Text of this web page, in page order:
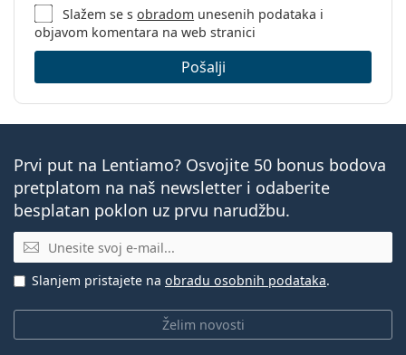
Slažem se sobradom unesenih podataka i
objavom komentara na web stranici
Pošalji
Prvi put na Lentiamo? Osvojite 50 bonus bodova
pretplatom na naš newsletter i odaberite
besplatan poklon uz prvu narudžbu.
E-mail
Želim novosti
Slanjem pristajete na obradu osobnih podataka.